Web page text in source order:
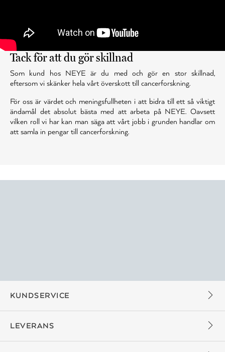
Tack för att du gör skillnad
Som kund hos NEYE är du med och gör en stor skillnad,
eftersom vi skänker hela vårt överskott till cancerforskning.
För oss är värdet och meningsfullheten i att bidra till ett så viktigt
ändamål det absolut bästa med att arbeta på NEYE. Oavsett
vilken roll vi har kan man säga att vårt jobb i grunden handlar om
att samla in pengar till cancerforskning.
KUNDSERVICE
LEVERANS